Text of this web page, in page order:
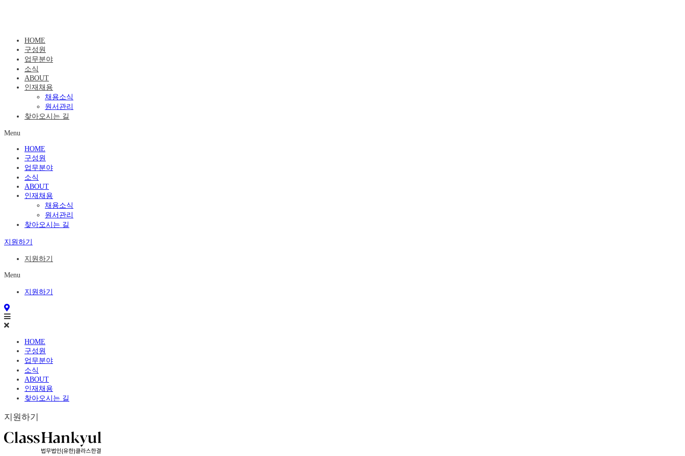
HOME
구성원
업무분야
소식
ABOUT
인재채용
채용소식
원서관리
찾아오시는 길
Menu
HOME
구성원
업무분야
소식
ABOUT
인재채용
채용소식
원서관리
찾아오시는 길
지원하기
지원하기
Menu
지원하기
HOME
구성원
업무분야
소식
ABOUT
인재채용
찾아오시는 길
지원하기